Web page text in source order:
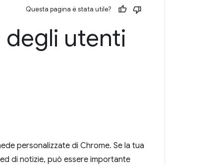
Questa pagina è stata utile?
utenti
personalizzate di Chrome. Se la tua
di notizie, può essere importante